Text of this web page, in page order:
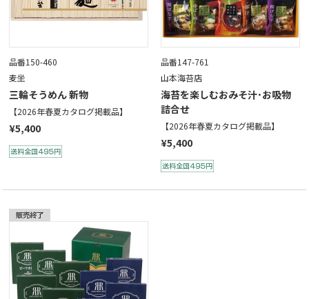
品番150-460
麦坐
三輪そうめん 新物
【2026年春夏カタログ掲載品】
¥5,400
品番147-761
山本海苔店
海苔を楽しむおみそ汁･お吸物
詰合せ
【2026年春夏カタログ掲載品】
¥5,400